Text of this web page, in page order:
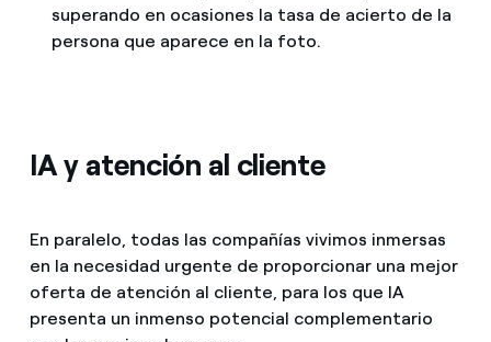
superando en ocasiones la tasa de acierto de la
persona que aparece en la foto.
IA y atención al cliente
En paralelo, todas las compañías vivimos inmersas
en la necesidad urgente de proporcionar una mejor
oferta de atención al cliente, para los que IA
presenta un inmenso potencial complementario